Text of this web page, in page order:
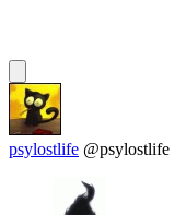
psylostlife @psylostlife